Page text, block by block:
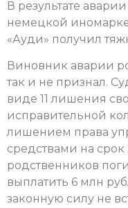
В результате
немецкой
«Ауди» получил
Виновник аварии
так и не признал.
виде 11 лишения
исправительной
лишением права
средствами на срок
родственников
выплатить 6 млн
законную силу не